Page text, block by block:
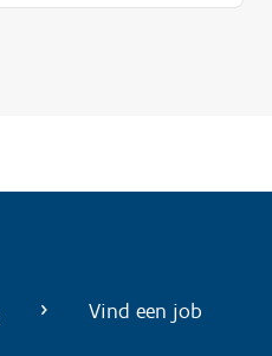
Vind een job